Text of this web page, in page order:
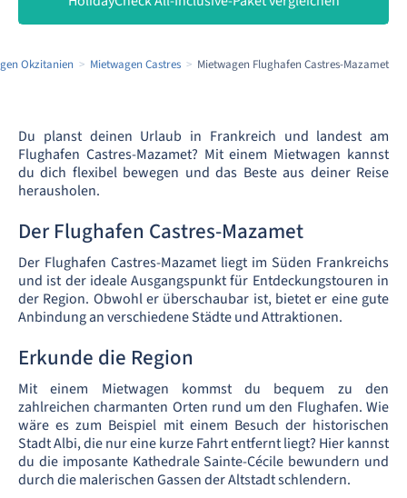
Okzitanien Mietwagen Castres Mietwagen Flughafen Castres-Mazamet
Du planst deinen Urlaub in Frankreich und landest am
Flughafen Castres-Mazamet? Mit einem Mietwagen kannst
du dich flexibel bewegen und das Beste aus deiner Reise
herausholen.
Der Flughafen Castres-Mazamet
Der Flughafen Castres-Mazamet liegt im Süden Frankreichs
und ist der ideale Ausgangspunkt für Entdeckungstouren in
der Region. Obwohl er überschaubar ist, bietet er eine gute
Anbindung an verschiedene Städte und Attraktionen.
Erkunde die Region
Mit einem Mietwagen kommst du bequem zu den
zahlreichen charmanten Orten rund um den Flughafen. Wie
wäre es zum Beispiel mit einem Besuch der historischen
Stadt Albi, die nur eine kurze Fahrt entfernt liegt? Hier kannst
du die imposante Kathedrale Sainte-Cécile bewundern und
durch die malerischen Gassen der Altstadt schlendern.